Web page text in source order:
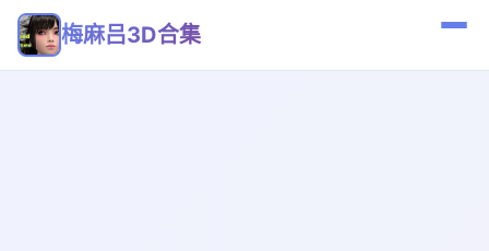
梅麻吕3D合集